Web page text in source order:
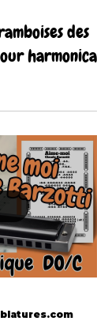
des
harmonica